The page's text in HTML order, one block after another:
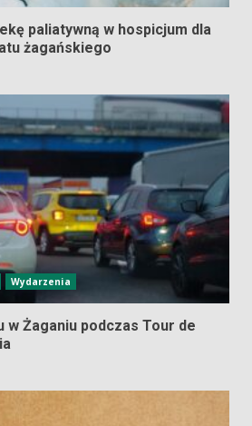
paliatywną w hospicjum dla
żagańskiego
Wydarzenia
w Żaganiu podczas Tour de